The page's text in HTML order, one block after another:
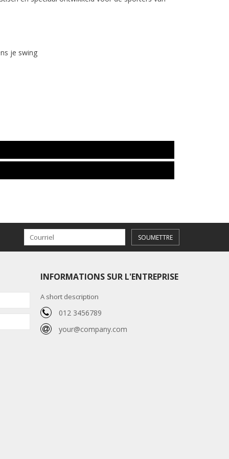
je swing
SOUMETTRE
INFORMATIONS SUR L'ENTREPRISE
A short description
012 3456789
your@company.com